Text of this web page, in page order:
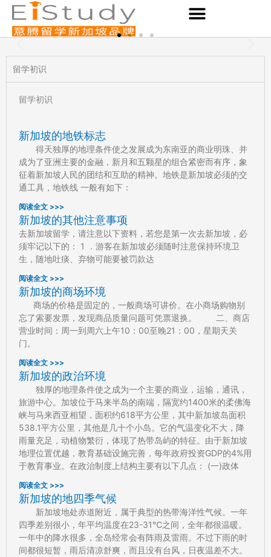
Skip
content
新加坡留学 申请小学留学的两大入
学途径
留学初识
留学初识
新加坡的地铁标志
得天独厚的地理条件使之发展成为东南亚的商业明珠、并
成为了亚洲主要的金融，新月和五颗星的组合紧密而有序，象
征着新加坡人民的团结和互助的精神。地铁是新加坡必须的交
通工具，地铁线 一般有如下：
阅读全文 >>>
新加坡的其他注意事项
去新加坡留学，请注意以下资料，若您是第一次去新加坡，必
须牢记以下的： 1 ．游客在新加坡必须随时注意保持环境卫
生，随地吐痰、弃物可能要被罚款达
阅读全文 >>>
新加坡的商场环境
商场的价格是固定的，一般商场可讲价。在小商场购物别
忘了索要发票，发现商品质量问题可凭票退换。 二、商店
营业时间：周一到周六上午10：00至晚21：00，星期天关
门。
阅读全文 >>>
新加坡的政治环境
独厚的地理条件使之成为一个主要的商业，运输，通讯，
旅游中心。加坡位于马来半岛的南端，隔宽约1400米的柔佛海
峡与马来西亚相望，面积约618平方公里，其中新加坡岛面积
538.1平方公里，其他是几十个小岛。它的气温变化不大，降
雨量充足，动植物繁衍，体现了热带岛屿的特征。由于新加坡
地理位置优越，教育基础设施完善，每年政府投资GDP的4%用
于教育事业。在政治制度上结构主要有以下几点： (一)政体
阅读全文 >>>
新加坡的地四季气候
新加坡地处赤道附近，属于典型的热带海洋性气候。一年
四季差别很小，年平均温度在23-31℃之间，全年都很温暖。
一年中的降水很多，全岛经常会有阵雨及雷雨。不过下雨的时
间都很短暂，雨后清凉舒爽，而且没有台风，日夜温差不大。
P
a
g
e
P
a
g
e
P
a
g
e
P
a
g
e
P
a
g
e